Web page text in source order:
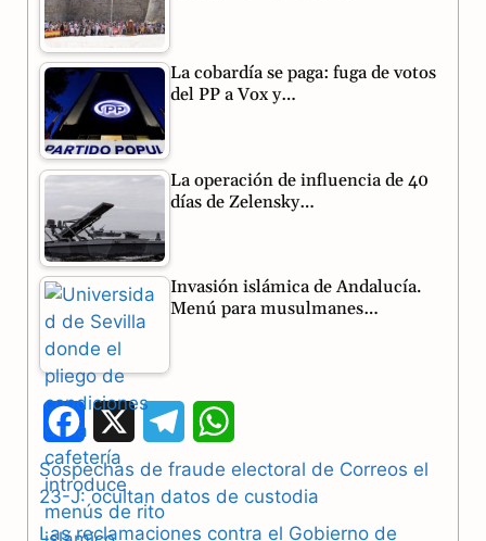
La cobardía se paga: fuga de votos
del PP a Vox y…
La operación de influencia de 40
días de Zelensky…
Invasión islámica de Andalucía.
Menú para musulmanes…
F
a
c
e
l
h
a
Sospechas de fraude electoral de Correos el
23-J: ocultan datos de custodia
Las reclamaciones contra el Gobierno de